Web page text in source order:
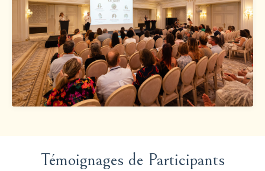
Témoignages de Participants